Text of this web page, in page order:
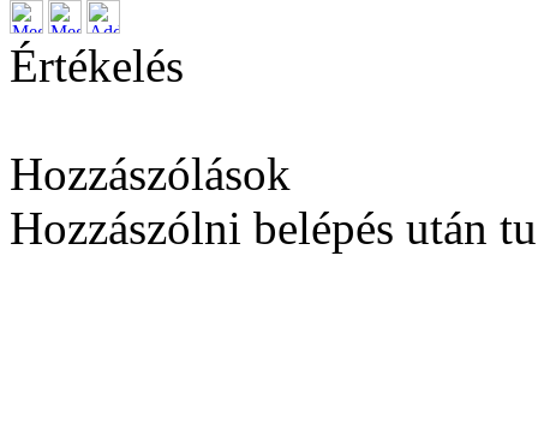
Értékelés
Hozzászólások
Hozzászólni belépés után